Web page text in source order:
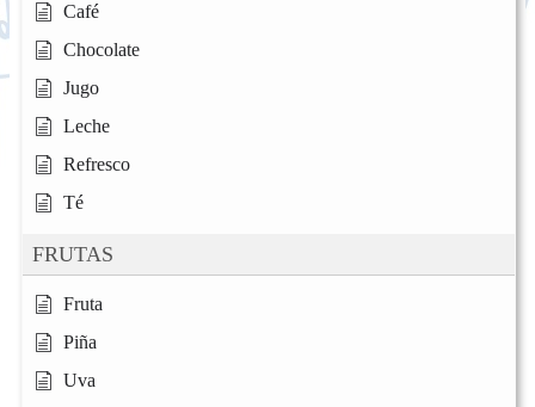
Café
Chocolate
Jugo
Leche
Refresco
Té
FRUTAS
Fruta
Piña
Uva